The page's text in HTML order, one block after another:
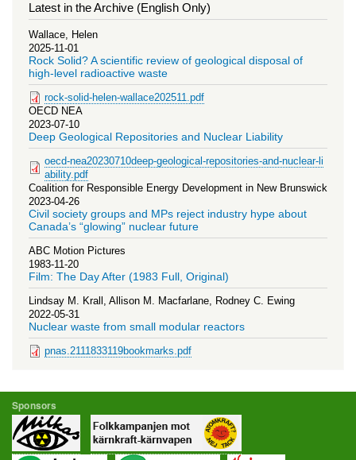
Latest in the Archive (English Only)
Wallace, Helen
2025-11-01
Rock Solid? A scientific review of geological disposal of
high-level radioactive waste
rock-solid-helen-wallace202511.pdf
OECD NEA
2023-07-10
Deep Geological Repositories and Nuclear Liability
oecd-nea20230710deep-geological-repositories-and-nuclear-li
ability.pdf
Coalition for Responsible Energy Development in New Brunswick
2023-04-26
Civil society groups and MPs reject industry hype about
Canada’s “glowing” nuclear future
ABC Motion Pictures
1983-11-20
Film: The Day After (1983 Full, Original)
Lindsay M. Krall, Allison M. Macfarlane, Rodney C. Ewing
2022-05-31
Nuclear waste from small modular reactors
pnas.2111833119bookmarks.pdf
Sponsors